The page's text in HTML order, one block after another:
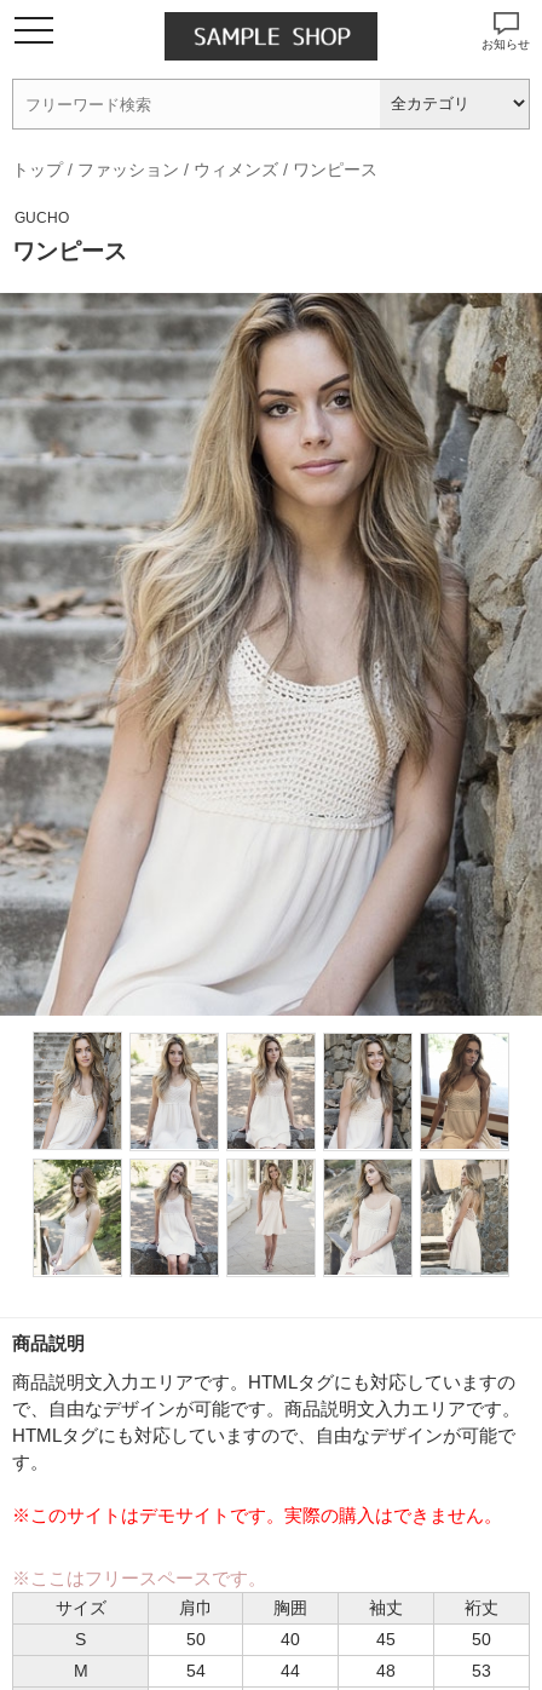
お知らせ
トップ/ ファッション / ウィメンズ / ワンピース
GUCHO
ワンピース
商品説明
商品説明文入力エリアです。HTMLタグにも対応していますの
で、自由なデザインが可能です。商品説明文入力エリアです。
HTMLタグにも対応していますので、自由なデザインが可能で
す。
※このサイトはデモサイトです。実際の購入はできません。
※ここはフリースペースです。
サイズ 肩巾 胸囲 袖丈
裄丈
S
50 40 45
50
M
54 44 48
53